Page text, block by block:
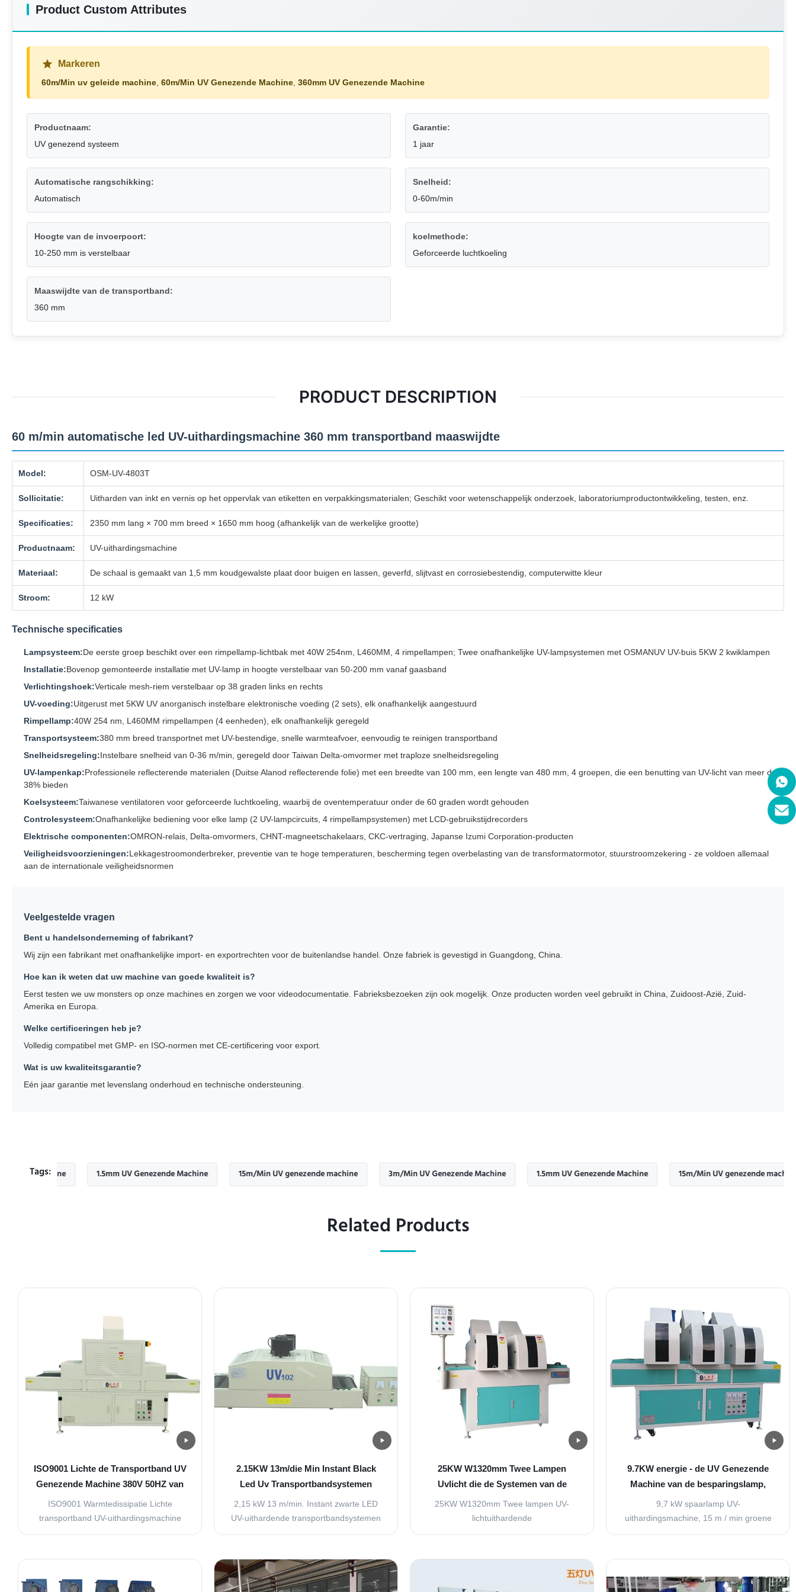
Product Custom Attributes
Markeren
60m/Min uv geleide machine 60m/Min UV Genezende Machine 360mm UV Genezende Machine
Productnaam:
UV genezend systeem
Garantie:
1 jaar
Automatische rangschikking:
Automatisch
Snelheid:
0-60m/min
Hoogte van de invoerpoort:
10-250 mm is verstelbaar
koelmethode:
Geforceerde luchtkoeling
Maaswijdte van de transportband:
360 mm
PRODUCT DESCRIPTION
60 m/min automatische led UV-uithardingsmachine 360 ​​mm transportband maaswijdte
Model: OSM-UV-4803T
Sollicitatie: Uitharden van inkt en vernis op het oppervlak van etiketten en verpakkingsmaterialen; Geschikt voor wetenschappelijk onderzoek, laboratoriumproductontwikkeling, testen, enz.
Specificaties: 2350 mm lang × 700 mm breed × 1650 mm hoog (afhankelijk van de werkelijke grootte)
Productnaam: UV-uithardingsmachine
Materiaal: De schaal is gemaakt van 1,5 mm koudgewalste plaat door buigen en lassen, geverfd, slijtvast en corrosiebestendig, computerwitte kleur
Stroom: 12 kW
Technische specificaties
Lampsysteem:De eerste groep beschikt over een rimpellamp-lichtbak met 40W 254nm, L460MM, 4 rimpellampen; Twee onafhankelijke UV-lampsystemen met OSMANUV UV-buis 5KW 2 kwiklampen
Installatie:Bovenop gemonteerde installatie met UV-lamp in hoogte verstelbaar van 50-200 mm vanaf gaasband
Verlichtingshoek:Verticale mesh-riem verstelbaar op 38 graden links en rechts
UV-voeding:Uitgerust met 5KW UV anorganisch instelbare elektronische voeding (2 sets), elk onafhankelijk aangestuurd
Rimpellamp:40W 254 nm, L460MM rimpellampen (4 eenheden), elk onafhankelijk geregeld
Transportsysteem:380 mm breed transportnet met UV-bestendige, snelle warmteafvoer, eenvoudig te reinigen transportband
Snelheidsregeling:Instelbare snelheid van 0-36 m/min, geregeld door Taiwan Delta-omvormer met traploze snelheidsregeling
UV-lampenkap:Professionele reflecterende materialen (Duitse Alanod reflecterende folie) met een breedte van 100 mm, een lengte van 480 mm, 4 groepen, die een benutting van UV-licht van meer dan
38% bieden
Koelsysteem:Taiwanese ventilatoren voor geforceerde luchtkoeling, waarbij de oventemperatuur onder de 60 graden wordt gehouden
Controlesysteem:Onafhankelijke bediening voor elke lamp (2 UV-lampcircuits, 4 rimpellampsystemen) met LCD-gebruikstijdrecorders
Elektrische componenten:OMRON-relais, Delta-omvormers, CHNT-magneetschakelaars, CKC-vertraging, Japanse Izumi Corporation-producten
Veiligheidsvoorzieningen:Lekkagestroomonderbreker, preventie van te hoge temperaturen, bescherming tegen overbelasting van de transformatormotor, stuurstroomzekering - ze voldoen allemaal
aan de internationale veiligheidsnormen
Veelgestelde vragen
Bent u handelsonderneming of fabrikant?
Wij zijn een fabrikant met onafhankelijke import- en exportrechten voor de buitenlandse handel. Onze fabriek is gevestigd in Guangdong, China.
Hoe kan ik weten dat uw machine van goede kwaliteit is?
Eerst testen we uw monsters op onze machines en zorgen we voor videodocumentatie. Fabrieksbezoeken zijn ook mogelijk. Onze producten worden veel gebruikt in China, Zuidoost-Azië, Zuid-
Amerika en Europa.
Welke certificeringen heb je?
Volledig compatibel met GMP- en ISO-normen met CE-certificering voor export.
Wat is uw kwaliteitsgarantie?
Eén jaar garantie met levenslang onderhoud en technische ondersteuning.
Tags:
Machine 1.5mm UV Genezende Machine 15m/Min UV genezende machine 3m/Min UV Genezende Machine 1.5mm UV Genezende Machine 15m/Min UV genezende machine
Related Products
ISO9001 Lichte de Transportband UV
Genezende Machine 380V 50HZ van
de hittedissipatie
ISO9001 Warmtedissipatie Lichte
transportband UV-uithardingsmachine
uithardingsmachine 380V 50HZ
lichtuithardingsmachine 2 Model:OSM-
2.15KW 13m/die Min Instant Black
Led Uv Transportbandsystemen
genezen
2,15 kW 13 m/min. Instant zwarte LED
UV-uithardende transportbandsystemen
van UV-verf, lijm, inkt en andere
materialen (5-8 seconden
uithardingstijd). Productspecificaties 1
25KW W1320mm Twee Lampen
Uvlicht die de Systemen van de
Machinetransportband genezen
25KW W1320mm Twee lampen UV-
lichtuithardende
efficiënt uit door middel van UV-energie,
energiebesparing en
9.7KW energie - de UV Genezende
Machine van de besparingslamp,
15m/Min Green Uv Led Machine
9,7 kW spaarlamp UV-
uithardingsmachine, 15 m / min groene
efficiënt uit door middel van UV-energie,
wat uitzonderlijke energiebesparingen
en milieuvoordelen oplevert. Het